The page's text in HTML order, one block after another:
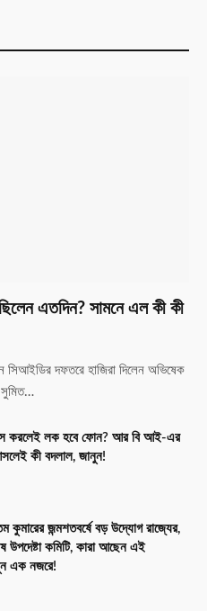
এতদিন? সামনে এল কী কী
সিআইডির দফতরে হাজিরা দিলেন অভিষেক
সুমিত…
করলেই লক হবে ফোন? আর বি আই-এর
কী বদলাল, জানুন!
কুমারের জন্মশতবর্ষে বড় উদ্যোগ রাজ্যের,
উপদেষ্টা কমিটি, কারা আছেন এই
এক নজরে!